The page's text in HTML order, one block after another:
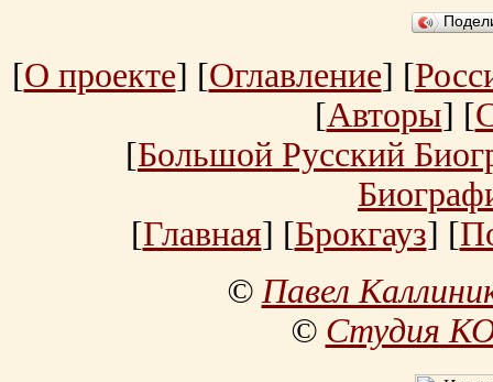
[О проекте] [Оглавление] [
[Авторы] [
[Большой Русский
[Главная] [Брокгауз] [
©Павел
© Студия